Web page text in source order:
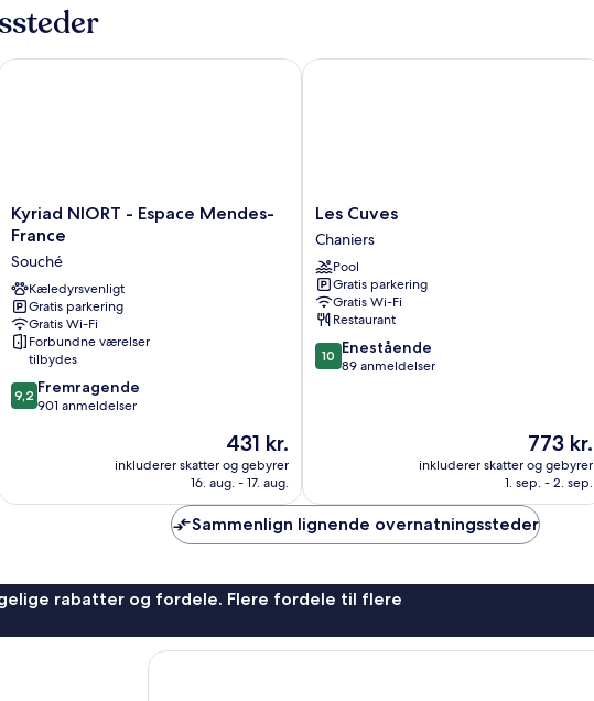
Kyriad
NIORT
Espace
Mendes-
France
Souché
Kyriad NIORT - Espace Mendes-
France
Souché
Kæledyrsvenligt
Gratis parkering
Gratis Wi-Fi
Forbundne værelser
tilbydes
9.2
ud
anmeldelser
9,2 Fremragende
901 anmeldelser
Prisen
er
431 kr.
431 kr.
inkluderer skatter og gebyrer
16. aug. - 17. aug.
Kyriad NIORT - Espace Mendes-France
Les
Cuves
Chaniers
Les Cuves
Chaniers
Pool
Gratis parkering
Gratis Wi-Fi
Restaurant
10.0
ud
10 Enestående
89 anmeldelser
Prisen
er
773 kr.
773 kr.
inkluderer skatter og gebyrer
1. sep. - 2. sep.
Les Cuves
Sammenlign lignende overnatningssteder
rabatter og fordele. Flere fordele til flere